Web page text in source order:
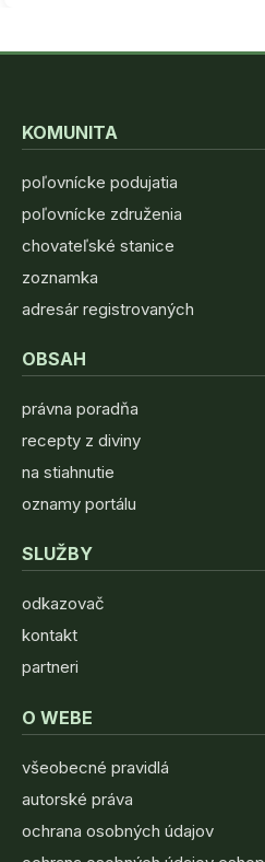
KOMUNITA
poľovnícke podujatia
poľovnícke združenia
chovateľské stanice
zoznamka
adresár registrovaných
OBSAH
právna poradňa
recepty z diviny
na stiahnutie
oznamy portálu
SLUŽBY
odkazovač
kontakt
partneri
O WEBE
všeobecné pravidlá
autorské práva
ochrana osobných údajov